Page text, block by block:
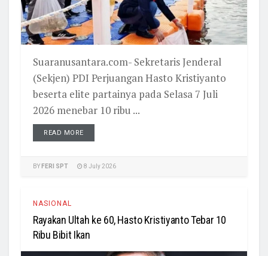
Suaranusantara.com- Sekretaris Jenderal
(Sekjen) PDI Perjuangan Hasto Kristiyanto
beserta elite partainya pada Selasa 7 Juli
2026 menebar 10 ribu ...
READ MORE
BY FERI SPT 8 July 2026
NASIONAL
Rayakan Ultah ke 60, Hasto Kristiyanto Tebar 10
Ribu Bibit Ikan